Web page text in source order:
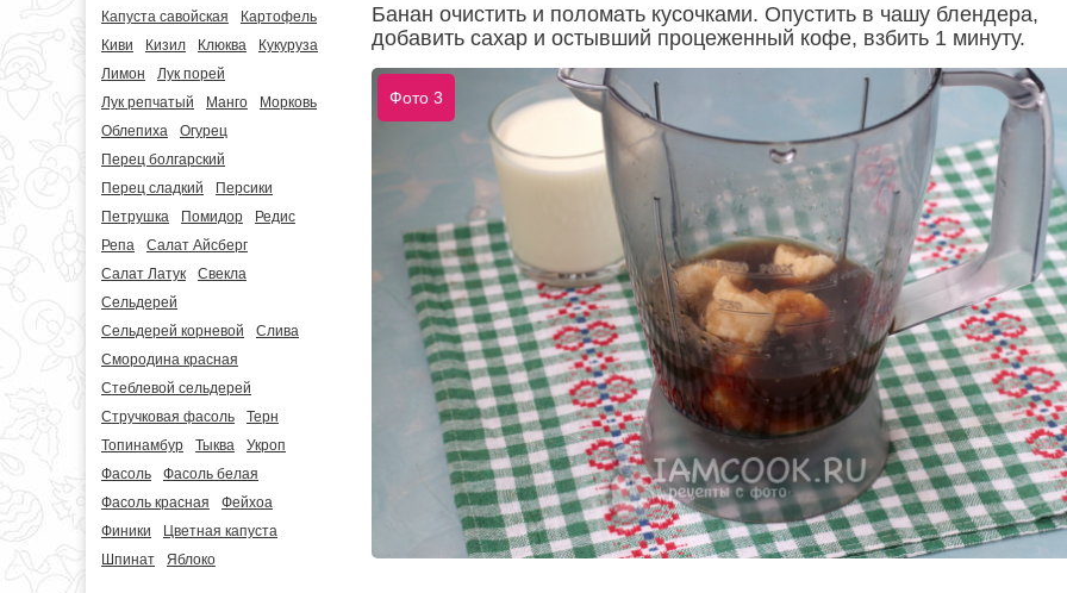
Капуста савойская
Картофель
Киви
Кизил Клюква
Кукуруза
Лимон
Лук порей
Лук репчатый
Манго
Морковь
Облепиха
Огурец
Перец болгарский
Перец сладкий
Персики
Петрушка
Помидор
Редис
Репа
Салат Айсберг
Салат Латук
Свекла
Сельдерей
Сельдерей корневой
Слива
Смородина красная
Стеблевой сельдерей
Стручковая фасоль
Терн
Топинамбур
Тыква
Укроп
Фасоль
Фасоль белая
Фасоль красная
Фейхоа
Финики
Цветная капуста
Шпинат
Яблоко
Банан очистить и поломать кусочками. Опустить в чашу блендера,
добавить сахар и остывший процеженный кофе, взбить 1 минуту.
Фото 3